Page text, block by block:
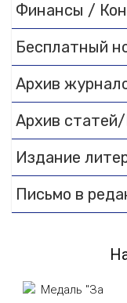
Финансы /
Бесплатный
Архив
Архив статей/
Издание
Письмо в